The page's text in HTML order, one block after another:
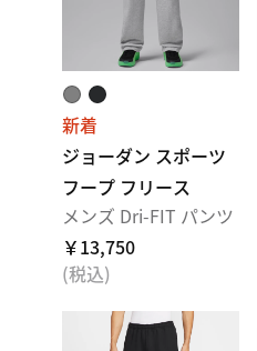
新着
ジョーダン スポーツ
フープ フリース
メンズ Dri-FIT パンツ
￥13,750
(税込)